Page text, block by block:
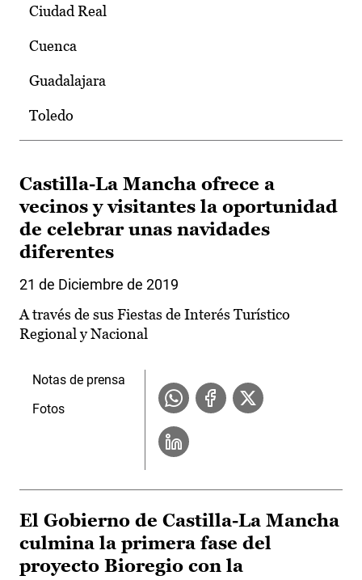
Ciudad Real
Cuenca
Guadalajara
Toledo
Castilla-La Mancha ofrece a
vecinos y visitantes la oportunidad
de celebrar unas navidades
diferentes
21 de Diciembre de 2019
A través de sus Fiestas de Interés Turístico
Regional y Nacional
Notas de prensa
Fotos
El Gobierno de Castilla-La Mancha
culmina la primera fase del
proyecto Bioregio con la